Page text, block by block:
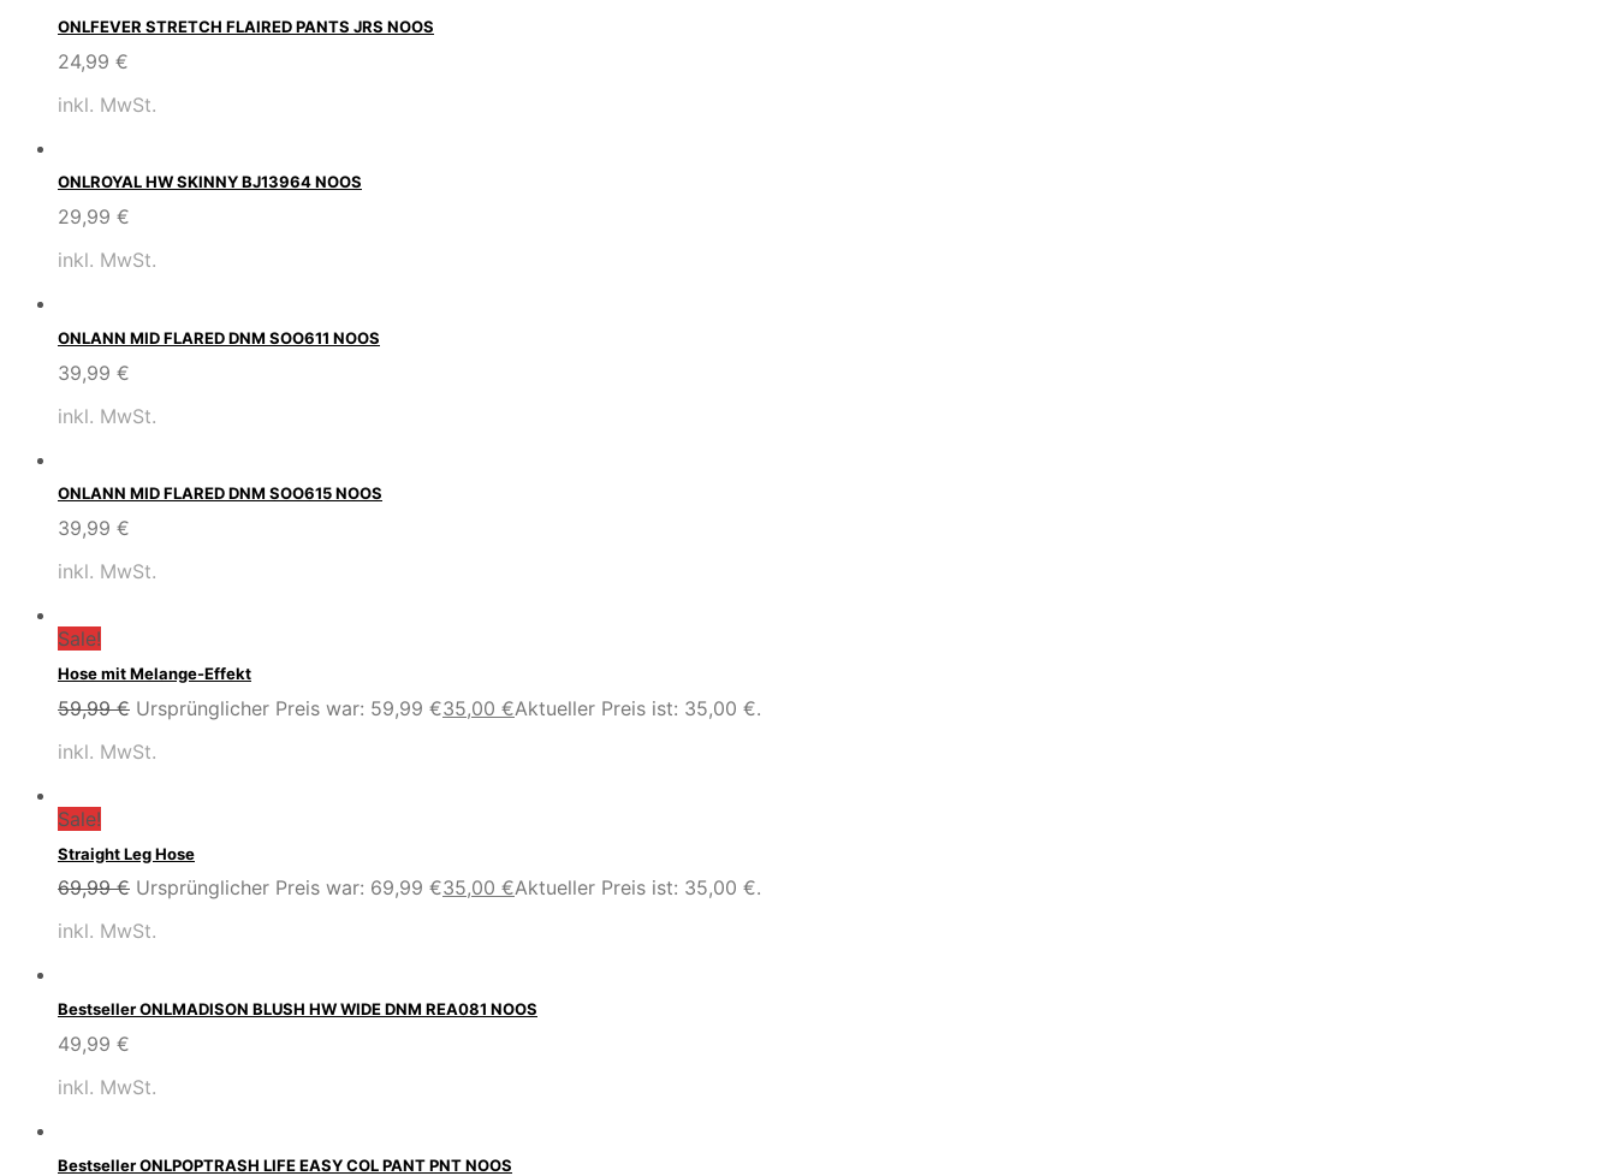
ONLFEVER STRETCH FLAIRED PANTS JRS NOOS
24,99 €
inkl. MwSt.
ONLROYAL HW SKINNY BJ13964 NOOS
29,99 €
inkl. MwSt.
ONLANN MID FLARED DNM SOO611 NOOS
39,99 €
inkl. MwSt.
ONLANN MID FLARED DNM SOO615 NOOS
39,99 €
inkl. MwSt.
Sale!
Hose mit Melange-Effekt
59,99€ Ursprünglicher Preis war: 59,99 €35,00 €Aktueller Preis ist: 35,00 €.
inkl. MwSt.
Sale!
Straight Leg Hose
69,99€ Ursprünglicher Preis war: 69,99 €35,00 €Aktueller Preis ist: 35,00 €.
inkl. MwSt.
Bestseller ONLMADISON BLUSH HW WIDE DNM REA081 NOOS
49,99 €
inkl. MwSt.
Bestseller ONLPOPTRASH LIFE EASY COL PANT PNT NOOS